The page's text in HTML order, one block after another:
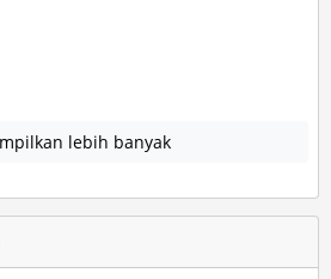
lebih banyak